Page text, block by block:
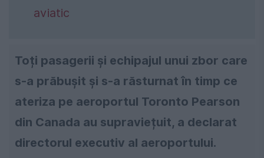
aviatic
Toți pasagerii și echipajul unui zbor care
s-a prăbușit și s-a răsturnat în timp ce
ateriza pe aeroportul Toronto Pearson
din Canada au supraviețuit, a declarat
directorul executiv al aeroportului.